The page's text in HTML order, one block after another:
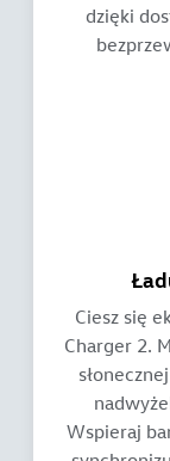
dzięki
Ciesz się
Charger 2.
Wspieraj